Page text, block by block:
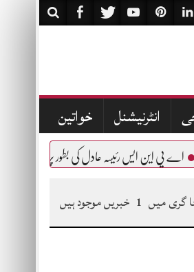
انٹرنیشنل خواتین
اے پی این ایس رئیسہ عادل کی بطور پرنسپل انفارمیشن
گری میں 1 خبریں موجود ہیں